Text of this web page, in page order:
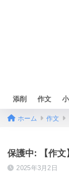
添削 作文
ホーム 作文
保護中: 【作文
2025年3月2日